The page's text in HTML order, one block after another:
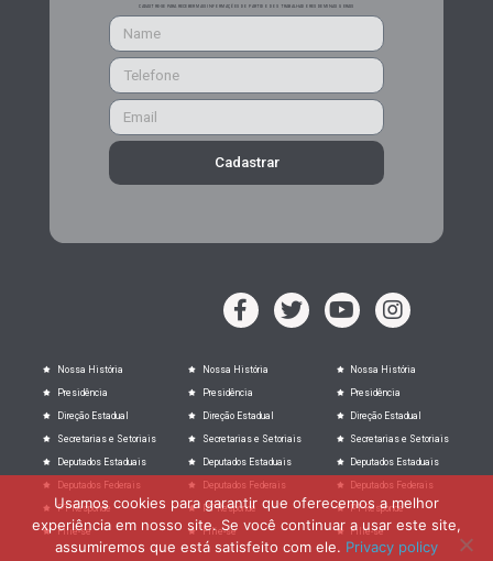
CADASTRE-SE PARA RECEBER MAIS INFORMAÇÕES DO PARTIDO DOS TRABALHADORES DE MINAS GERAIS
Cadastrar
Nossa História
Presidência
Direção Estadual
Secretarias e Setoriais
Deputados Estaduais
Deputados Federais
PT Responde
Filie-se
Nossa História
Presidência
Direção Estadual
Secretarias e Setoriais
Deputados Estaduais
Deputados Federais
PT Responde
Filie-se
Nossa História
Presidência
Direção Estadual
Secretarias e Setoriais
Deputados Estaduais
Deputados Federais
PT Responde
Filie-se
Usamos cookies para garantir que oferecemos a melhor
experiência em nosso site. Se você continuar a usar este site,
assumiremos que está satisfeito com ele. Privacy policy